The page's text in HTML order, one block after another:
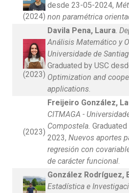
(2024)
desde 23-05-2024,
non paramétrica
(2023)
Davila Pena, Laura.
Análisis Matemático y
Universidade de
Graduated by USC
Optimization and
applications.
(2023)
Freijeiro González,
CITMAGA -
Compostela.
2023, Nuevos aportes
regresión con
de carácter funcional.
González Rodríguez,
Estadística e